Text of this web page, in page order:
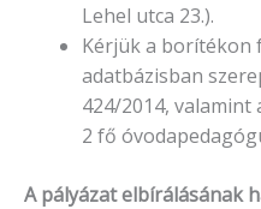
Lehel utca 23.).
Kérjük a borítékon
adatbázisban
424/2014, valamint
2 fő
A pályázat elbírálásának